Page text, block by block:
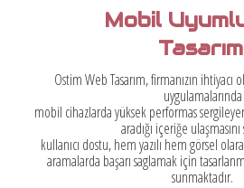
Mobil
Ostim Web Tasarım, firmanızın
uygulamalarında
mobil cihazlarda yüksek performas
aradığı içeriğe
kullanıcı dostu, hem yazılı hem görsel
aramalarda başarı saglamak için
sunmaktadır.